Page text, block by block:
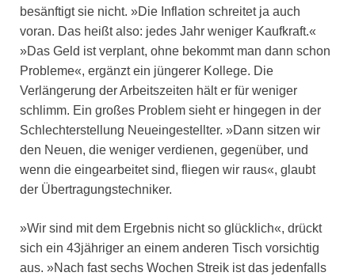
besänftigt sie nicht. »Die Inflation schreitet ja auch
voran. Das heißt also: jedes Jahr weniger Kaufkraft.«
»Das Geld ist verplant, ohne bekommt man dann schon
Probleme«, ergänzt ein jüngerer Kollege. Die
Verlängerung der Arbeitszeiten hält er für weniger
schlimm. Ein großes Problem sieht er hingegen in der
Schlechterstellung Neueingestellter. »Dann sitzen wir
den Neuen, die weniger verdienen, gegenüber, und
wenn die eingearbeitet sind, fliegen wir raus«, glaubt
der Übertragungstechniker.
»Wir sind mit dem Ergebnis nicht so glücklich«, drückt
sich ein 43jähriger an einem anderen Tisch vorsichtig
aus. »Nach fast sechs Wochen Streik ist das jedenfalls